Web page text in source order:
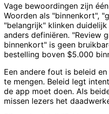
Vage bewoordingen zijn
Woorden als "binnenkort",
"belangrijk" klinken
anders definiëren. "Review
binnenkort" is geen
bestelling boven $5.000
Een andere fout is beleid
te mengen. Beleid legt
de app moet doen. Als
missen lezers het